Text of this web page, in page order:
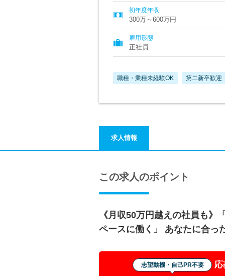
初年度年収
300万～600万円
雇用形態
正社員
職種・業種未経験OK 第二新卒歓迎
求人情報
この求人のポイント
《月収50万円越えの社員も》
ペースに働く」 あなたに合っ
志望動機・自己PR不要